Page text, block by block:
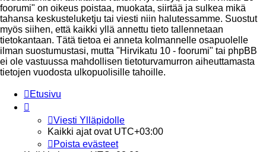
foorumi" on oikeus poistaa, muokata, siirtää ja sulkea mikä
tahansa keskusteluketju tai viesti niin halutessamme. Suostut
myös siihen, että kaikki yllä annettu tieto tallennetaan
tietokantaan. Tätä tietoa ei anneta kolmannelle osapuolelle
ilman suostumustasi, mutta "Hirvikatu 10 - foorumi" tai phpBB
ei ole vastuussa mahdollisen tietoturvamurron aiheuttamasta
tietojen vuodosta ulkopuolisille tahoille.
Etusivu
Viesti Ylläpidolle
Kaikki ajat ovat UTC+03:00
Poista evästeet